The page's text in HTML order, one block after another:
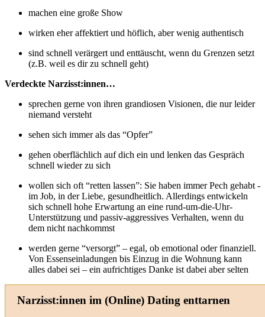
machen eine große Show
wirken eher affektiert und höflich, aber wenig authentisch
sind schnell verärgert und enttäuscht, wenn du Grenzen setzt
(z.B. weil es dir zu schnell geht)
Verdeckte Narzisst:innen…
sprechen gerne von ihren grandiosen Visionen, die nur leider
niemand versteht
sehen sich immer als das “Opfer”
gehen oberflächlich auf dich ein und lenken das Gespräch
schnell wieder zu sich
wollen sich oft “retten lassen”: Sie haben immer Pech gehabt -
im Job, in der Liebe, gesundheitlich. Allerdings entwickeln
sich schnell hohe Erwartung an eine rund-um-die-Uhr-
Unterstützung und passiv-aggressives Verhalten, wenn du
dem nicht nachkommst
werden gerne “versorgt” – egal, ob emotional oder finanziell.
Von Essenseinladungen bis Einzug in die Wohnung kann
alles dabei sei – ein aufrichtiges Danke ist dabei aber selten
Narzisst:innen im (Online) Dating enttarnen